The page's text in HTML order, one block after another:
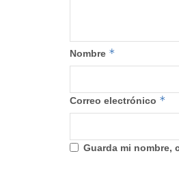
Nombre *
Correo electrónico *
Guarda mi nombre,